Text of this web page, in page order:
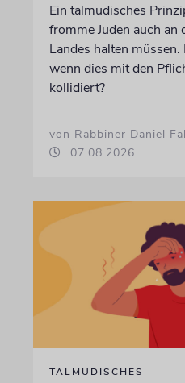
Ein talmudisches
fromme Juden auch an
Landes halten
wenn dies mit den
kollidiert?
von Rabbiner Daniel
07.08.2026
TALMUDISCHES